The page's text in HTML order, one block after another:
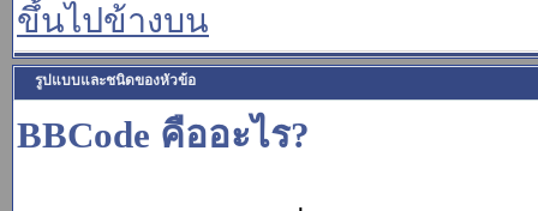
ขึ้นไปข้างบน
รูปแบบและชนิดของหัวข้อ
BBCode คืออะไร?